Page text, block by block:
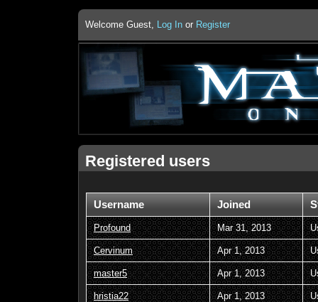
Welcome Guest, Log In or Register
Registered users
Username Joined
Profound Mar 31, 2013
Cervinum Apr 1, 2013
master5 Apr 1, 2013
hristia22 Apr 1, 2013